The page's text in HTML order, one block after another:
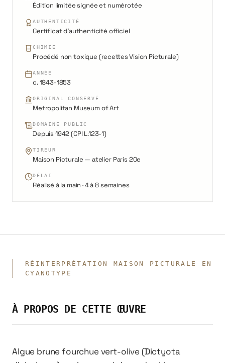
Édition limitée signée et numérotée
AUTHENTICITÉ
Certificat d'authenticité officiel
CHIMIE
Procédé non toxique (recettes Vision Picturale)
ANNÉE
c. 1843-1853
ORIGINAL CONSERVÉ
Metropolitan Museum of Art
DOMAINE PUBLIC
Depuis 1942 (CPI L.123-1)
TIREUR
Maison Picturale — atelier Paris 20e
DÉLAI
Réalisé à la main · 4 à 8 semaines
RÉINTERPRÉTATION MAISON PICTURALE EN
CYANOTYPE
À PROPOS DE CETTE ŒUVRE
Algue brune fourchue vert-olive (Dictyota